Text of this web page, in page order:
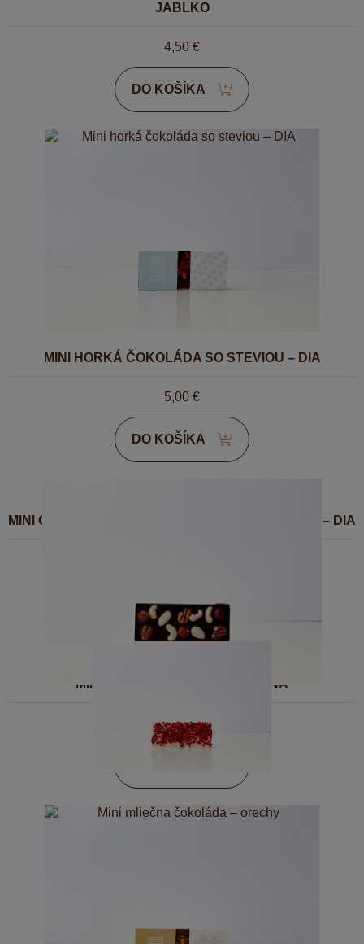
JABLKO
4,50 €
DO KOŠÍKA
MINI HORKÁ ČOKOLÁDA SO STEVIOU – DIA
5,00 €
DO KOŠÍKA
MINI ORECHY – HORKÁ ČOKOLÁDA SO STEVIOU – DIA
DO KOŠÍKA
MINI BIELA ČOKOLÁDA – MALINA
4,50€